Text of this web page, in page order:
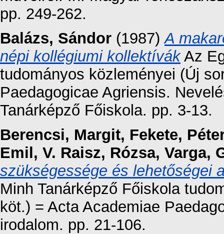
pp. 249-262.
Balázs, Sándor (1987)A
népi kollégiumi kollektívákAz
tudományos közleményei (Új
Paedagogicae Agriensis.
Tanárképző Főiskola. pp. 3-13.
Berencsi, Margit, Fekete, Péter
Emil, V. Raisz, Rózsa, Varga,
szükségessége és lehetőségei
Minh Tanárképző Főiskola
köt.) = Acta Academiae
irodalom. pp. 21-106.